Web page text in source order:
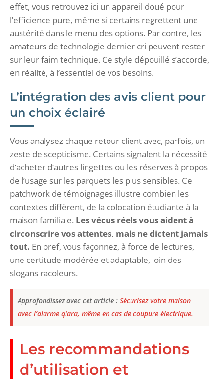
effet, vous retrouvez ici un appareil doué pour
l’efficience pure, même si certains regrettent une
austérité dans le menu des options. Par contre, les
amateurs de technologie dernier cri peuvent rester
sur leur faim technique. Ce style dépouillé s’accorde,
en réalité, à l’essentiel de vos besoins.
L’intégration des avis client pour
un choix éclairé
Vous analysez chaque retour client avec, parfois, un
zeste de scepticisme. Certains signalent la nécessité
d’acheter d’autres lingettes ou les réserves à propos
de l’usage sur les parquets les plus sensibles. Ce
patchwork de témoignages illustre combien les
contextes diffèrent, de la colocation étudiante à la
maison familiale. Les vécus réels vous aident à
circonscrire vos attentes, mais ne dictent jamais
tout. En bref, vous façonnez, à force de lectures,
une certitude modérée et adaptable, loin des
slogans racoleurs.
Approfondissez avec cet article : Sécurisez votre maison
avec l’alarme qiara, même en cas de coupure électrique.
Les recommandations
d’utilisation et